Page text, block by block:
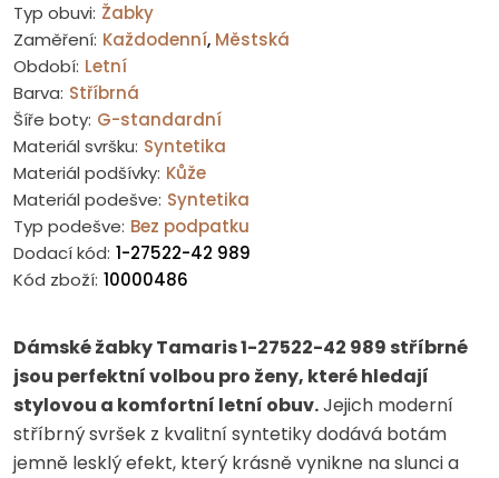
Typ obuvi: Žabky
Zaměření: Každodenní, Městská
Období: Letní
Barva: Stříbrná
Šíře boty: G-standardní
Materiál svršku: Syntetika
Materiál podšívky: Kůže
Materiál podešve: Syntetika
Typ podešve: Bez podpatku
Dodací kód: 1-27522-42 989
Kód zboží: 10000486
Dámské žabky Tamaris 1-27522-42 989 stříbrné
jsou perfektní volbou pro ženy, které hledají
stylovou a komfortní letní obuv.Jejich moderní
stříbrný svršek z kvalitní syntetiky dodává botám
jemně lesklý efekt, který krásně vynikne na slunci a